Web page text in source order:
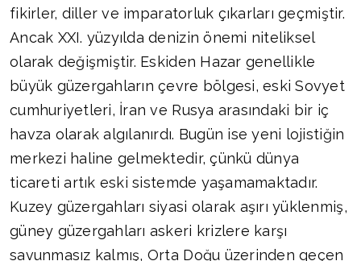
fikirler, diller ve imparatorluk çıkarları geçmiştir.
Ancak XXI. yüzyılda denizin önemi niteliksel
olarak değişmiştir. Eskiden Hazar genellikle
büyük güzergahların çevre bölgesi, eski Sovyet
cumhuriyetleri, İran ve Rusya arasındaki bir iç
havza olarak algılanırdı. Bugün ise yeni lojistiğin
merkezi haline gelmektedir, çünkü dünya
ticareti artık eski sistemde yaşamamaktadır.
Kuzey güzergahları siyasi olarak aşırı yüklenmiş,
güney güzergahları askeri krizlere karşı
savunmasız kalmış, Orta Doğu üzerinden geçen